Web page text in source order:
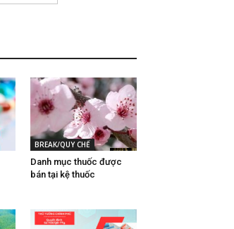
BREAK/QUY CHẾ
Danh mục thuốc được
bán tại kệ thuốc